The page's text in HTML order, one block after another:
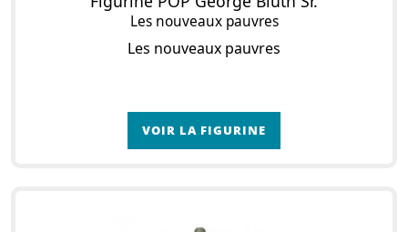
Les nouveaux pauvres
Les nouveaux pauvres
VOIR LA FIGURINE